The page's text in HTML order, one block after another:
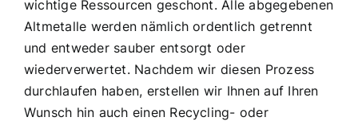
wichtige Ressourcen geschont. Alle abgegebenen
Altmetalle werden nämlich ordentlich getrennt
und entweder sauber entsorgt oder
wiederverwertet. Nachdem wir diesen Prozess
durchlaufen haben, erstellen wir Ihnen auf Ihren
Wunsch hin auch einen Recycling- oder